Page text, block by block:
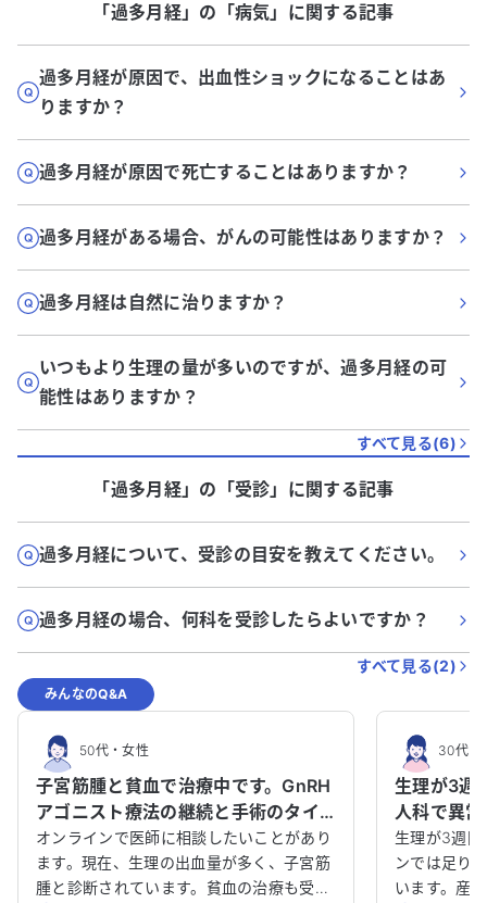
「過多月経」 の「病気」に関する記事
過多月経が原因で、出血性ショックになることはあ
りますか？
過多月経が原因で死亡することはありますか？
過多月経がある場合、がんの可能性はありますか？
過多月経は自然に治りますか？
いつもより生理の量が多いのですが、過多月経の可
能性はありますか？
すべて見る(6)
「過多月経」 の「受診」に関する記事
過多月経について、受診の目安を教えてください。
過多月経の場合、何科を受診したらよいですか？
すべて見る(2)
みんなのQ&A
50代・女性
子宮筋腫と貧血で治療中です。GnRH
アゴニスト療法の継続と手術のタイ
ミングについて相談させてくださ
い。
オンラインで医師に相談したいことがあり
ます。現在、生理の出血量が多く、子宮筋
腫と診断されています。貧血の治療も受け
30代・
生理が3週
人科で異
他の医師
させてく
生理が3週間
ンでは足り
います。産